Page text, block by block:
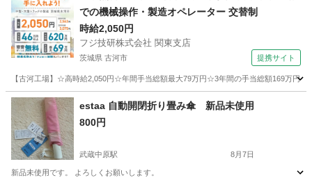
での機械操作・製造オペレーター 交替制
時給2,050円
フジ技研株式会社 関東支店
茨城県 古河市 提携サイト
【古河工場】☆高時給2,050円☆年間手当総額最大79万円☆3年間の手当総額169万円
茨城 古河市
estaa 自動開閉折り畳み傘 新品未使用
800円
武蔵中原駅 8月7日
新品未使用です。 よろしくお願いします。